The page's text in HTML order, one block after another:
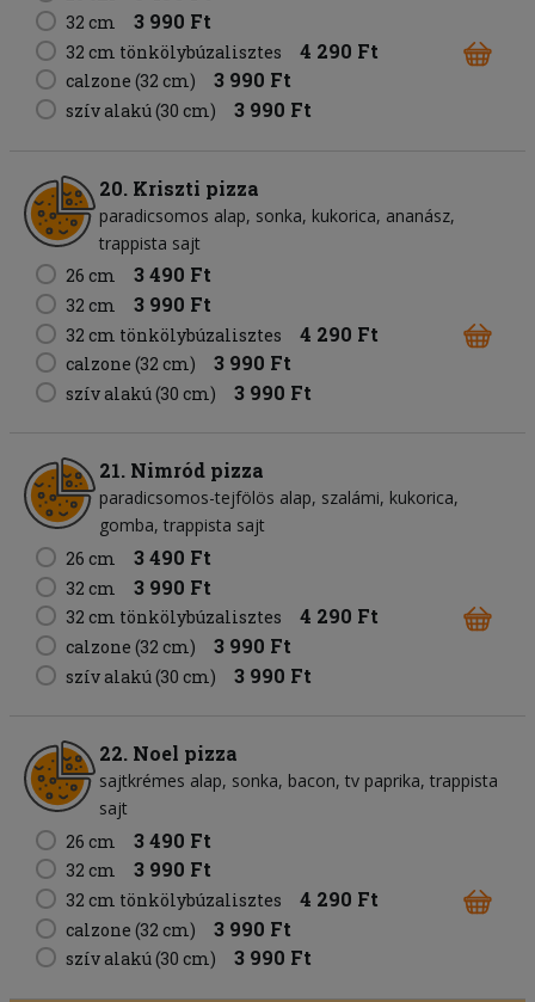
32 cm 3 990 Ft
32 cm tönkölybúzalisztes 4 290 Ft
calzone (32 cm) 3 990 Ft
szív alakú (30 cm) 3 990 Ft
20. Kriszti pizza
paradicsomos alap sonka kukorica ananász
trappista sajt
26 cm
3 490 Ft
32 cm 3 990 Ft
32 cm tönkölybúzalisztes 4 290 Ft
calzone (32 cm) 3 990 Ft
szív alakú (30 cm) 3 990 Ft
21. Nimród pizza
paradicsomos-tejfölös alap szalámi kukorica
gomba trappista sajt
26 cm
3 490 Ft
32 cm 3 990 Ft
32 cm tönkölybúzalisztes 4 290 Ft
calzone (32 cm) 3 990 Ft
szív alakú (30 cm) 3 990 Ft
22. Noel pizza
sajtkrémes alap sonka bacon tv paprika trappista
sajt
26 cm
3 490 Ft
32 cm 3 990 Ft
32 cm tönkölybúzalisztes 4 290 Ft
calzone (32 cm) 3 990 Ft
szív alakú (30 cm) 3 990 Ft